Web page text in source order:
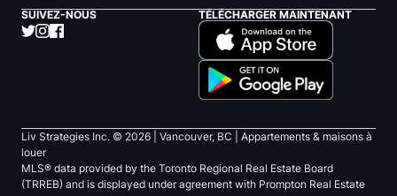
SUIVEZ-NOUS TÉLÉCHARGER MAINTENANT
Liv Strategies Inc. © 2026 | Vancouver, BC |
Appartements & maisons à
louer
MLS® data provided by the Toronto Regional Real Estate Board
(TRREB) and is displayed under agreement with Prompton Real Estate